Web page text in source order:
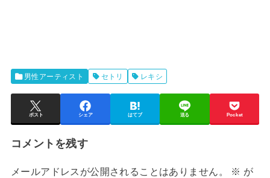
男性アーティスト セトリ レキシ
ポスト シェア はてブ 送る Pocket
コメントを残す
メールアドレスが公開されることはありません。 ※ が